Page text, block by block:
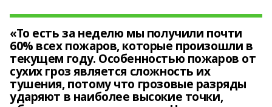
«То есть за неделю мы получили почти
60% всех пожаров, которые произошли в
текущем году. Особенностью пожаров от
сухих гроз является сложность их
тушения, потому что грозовые разряды
ударяют в наиболее высокие точки,